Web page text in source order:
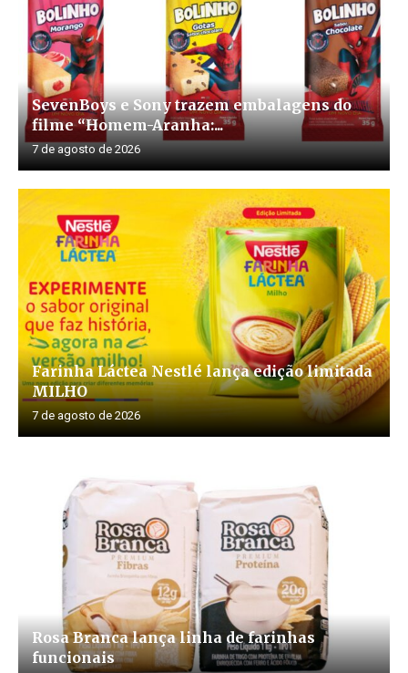
SevenBoys e Sony trazem embalagens do
filme “Homem-Aranha:...
7 de agosto de 2026
Farinha Láctea Nestlé lança edição limitada
MILHO
7 de agosto de 2026
Rosa Branca lança linha de farinhas
funcionais